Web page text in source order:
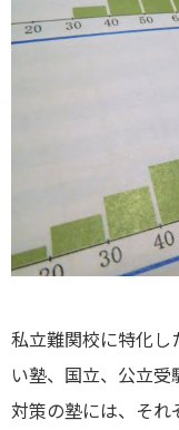
私立難関校に特化
い塾、国立、公立
対策の塾には、それ